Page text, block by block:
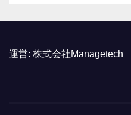
運営: 株式会社Managetech